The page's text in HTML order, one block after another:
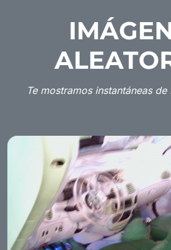
Te mostramos instantáneas de